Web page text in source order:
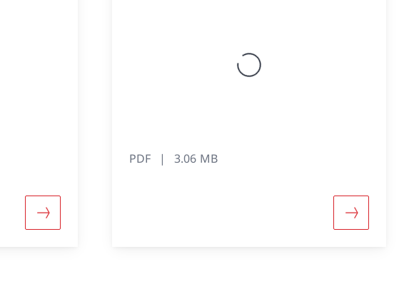
Davantage d'informations sur «Rapport annuel 2016 de la
PDF 3.06 MB